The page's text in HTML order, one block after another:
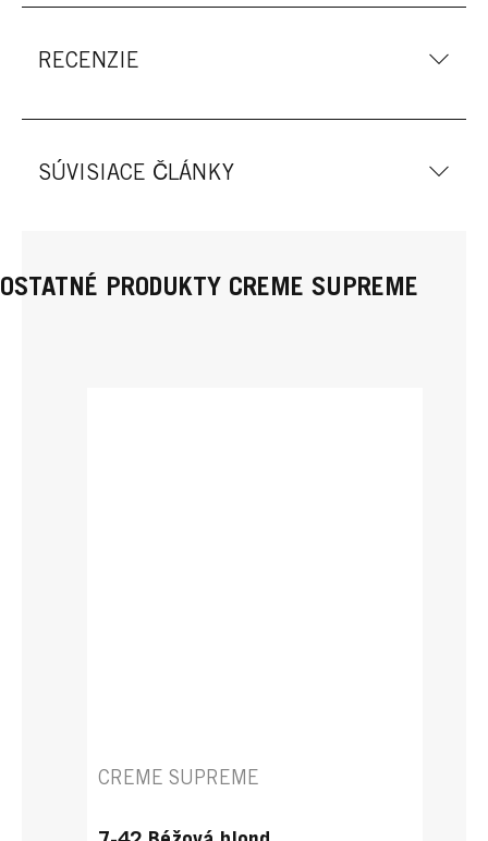
RECENZIE
SÚVISIACE ČLÁNKY
OSTATNÉ PRODUKTY CREME SUPREME
CREME SUPREME